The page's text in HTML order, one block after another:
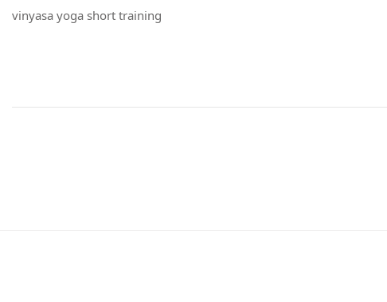
vinyasa yoga short training